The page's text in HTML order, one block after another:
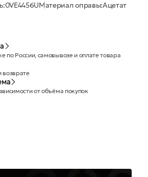
0VE4456UМатериал оправы:Ацетат
по России, самовывозе и оплате товара
возврате
от объёма покупок